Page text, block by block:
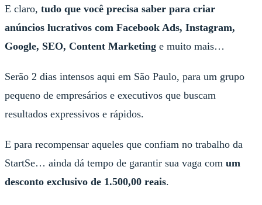
E claro, tudo que você precisa saber para criar
anúncios lucrativos com Facebook Ads, Instagram,
Google, SEO, Content Marketing e muito mais…
Serão 2 dias intensos aqui em São Paulo, para um grupo
pequeno de empresários e executivos que buscam
resultados expressivos e rápidos.
E para recompensar aqueles que confiam no trabalho da
StartSe… ainda dá tempo de garantir sua vaga com um
desconto exclusivo de 1.500,00 reais.